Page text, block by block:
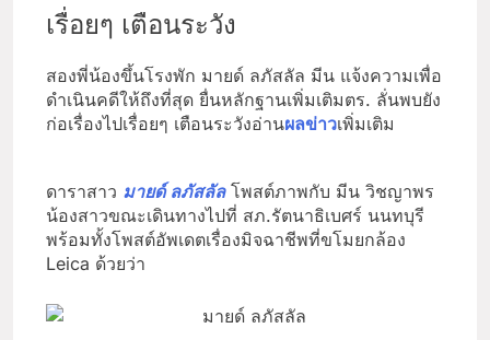
เรื่อยๆ เตือนระวัง
สองพี่น้องขึ้นโรงพัก มายด์ ลภัสลัล มีน แจ้งความเพื่อ
ดำเนินคดีให้ถึงที่สุด ยื่นหลักฐานเพิ่มเติมตร. ลั่นพบยัง
ก่อเรื่องไปเรื่อยๆ เตือนระวังอ่านผลข่าวเพิ่มเติม
ดาราสาว มายด์ ลภัสลัลโพสต์ภาพกับ มีน วิชญาพร
น้องสาวขณะเดินทางไปที่ สภ.รัตนาธิเบศร์ นนทบุรี
พร้อมทั้งโพสต์อัพเดตเรื่องมิจฉาชีพที่ขโมยกล้อง
Leica ด้วยว่า